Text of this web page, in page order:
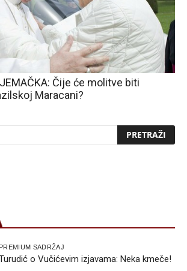
Čije će molitve biti
Maracani?
PREMIUM SADRŽAJ
o Vučićevim izjavama: Neka kmeče!